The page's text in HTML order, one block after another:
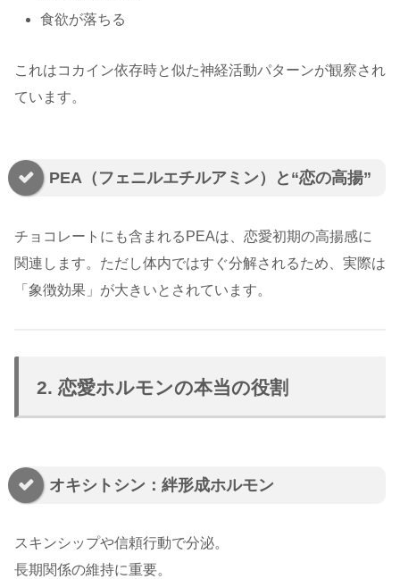
食欲が落ちる
これはコカイン依存時と似た神経活動パターンが観察され
ています。
PEA（フェニルエチルアミン）と“恋の高揚”
チョコレートにも含まれるPEAは、恋愛初期の高揚感に
関連します。ただし体内ではすぐ分解されるため、実際は
「象徴効果」が大きいとされています。
2. 恋愛ホルモンの本当の役割
オキシトシン：絆形成ホルモン
スキンシップや信頼行動で分泌。
長期関係の維持に重要。